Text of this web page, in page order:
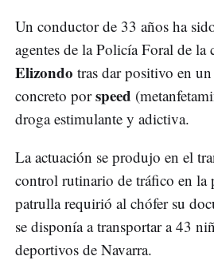
Un conductor de 33 años ha
agentes de la Policía Foral de la
Elizondo tras dar positivo en
concreto porspeed
droga estimulante y adictiva.
La actuación se produjo en el
control rutinario de tráfico en la
patrulla requirió al chófer su
se disponía a transportar a 43
deportivos de Navarra.